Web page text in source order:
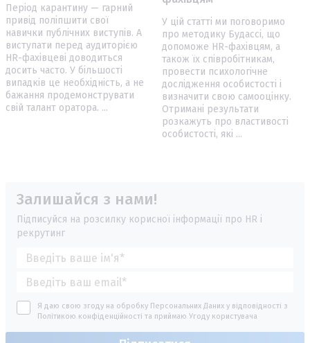
Період карантину — гарний
привід поліпшити свої
навички публічних виступів. А
виступати перед аудиторією
HR-фахівцеві доводиться
досить часто. У більшості
випадків це необхідність, а не
бажання продемонструвати
свій талант оратора. ...
У цій статті ми поговоримо
про методику Будассі, що
допоможе HR-фахівцям, а
також їх співробітникам,
провести психологічне
дослідження особистості і
визначити свою самооцінку.
Отримані результати
розкажуть про властивості
особистості, які ...
Залишайся з нами!
Підписуйся на розсилку корисної інформації про HR і
рекрутинг
Я даю свою згоду на обробку Персональних Даних у відповідності з
Політикою конфіденційності та приймаю Угоду користувача